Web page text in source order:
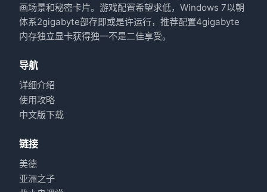
画场景和秘密卡片。游戏配置希望求低，Windows 7以朝
体系2gigabyte部存即或是许运行，推荐配置4gigabyte
内存独立显卡获得独一不是二佳享受。
导航
详细介绍
使用攻略
中文版下载
链接
美德
亚洲之子